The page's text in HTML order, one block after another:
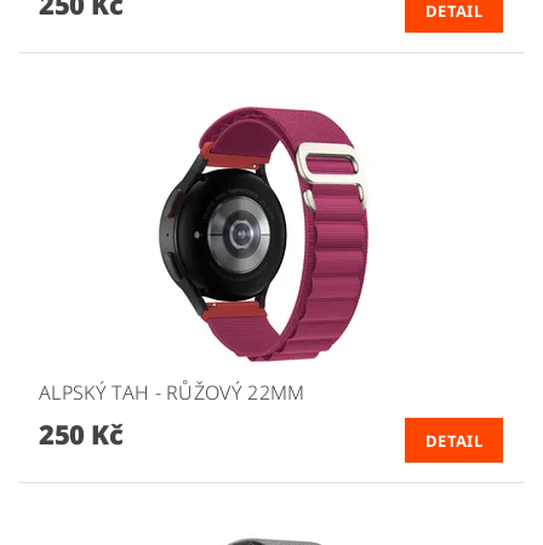
DETAIL
ALPSKÝ TAH - RŮŽOVÝ 22MM
250 Kč DETAIL